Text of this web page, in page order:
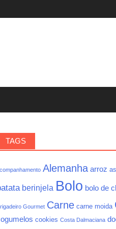
TAGS
Alemanha arroz
berinjela Bolo bolo de
Gourmet Carne carne moida
cookies Costa Dalmaciana